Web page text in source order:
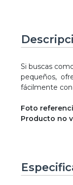
Si buscas
pequeños,
fácilmente
Foto
Producto no